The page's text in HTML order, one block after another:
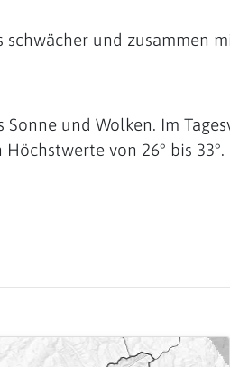
schwächer und
und Wolken. Im
von 26° bis 33°.